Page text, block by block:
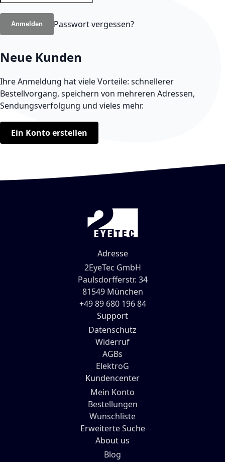
Anmelden Passwort vergessen?
Neue Kunden
Ihre Anmeldung hat viele Vorteile: schnellerer
Bestellvorgang, speichern von mehreren Adressen,
Sendungsverfolgung und vieles mehr.
Ein Konto erstellen
Adresse
2EyeTec GmbH
Paulsdorfferstr. 34
81549 München
+49 89 680 196 84
Support
Datenschutz
Widerruf
AGBs
ElektroG
Kundencenter
Mein Konto
Bestellungen
Wunschliste
Erweiterte Suche
About us
Blog